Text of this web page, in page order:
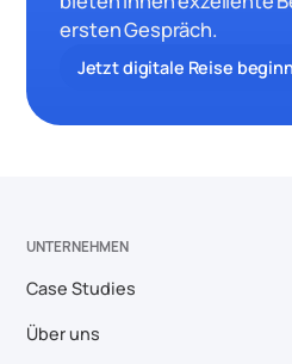
ersten Gespräch.
Jetzt digitale Reise
UNTERNEHMEN
Case Studies
Über uns